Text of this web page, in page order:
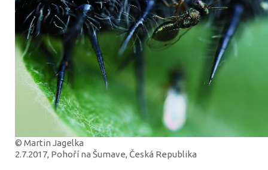
© Martin Jagelka
2.7.2017, Pohoří na Šumave, Česká Republika